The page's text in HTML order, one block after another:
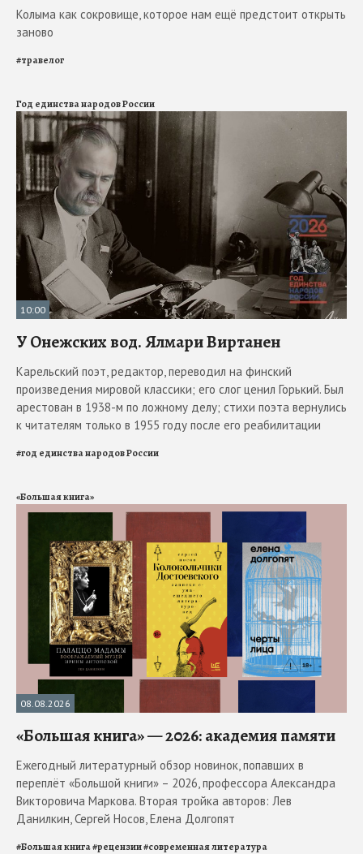
Колыма как сокровище, которое нам ещё предстоит открыть
заново
#травелог
Год единства народов России
10:00
У Онежских вод. Ялмари Виртанен
Карельский поэт, редактор, переводил на финский
произведения мировой классики; его слог ценил Горький. Был
арестован в 1938-м по ложному делу; стихи поэта вернулись
к читателям только в 1955 году после его реабилитации
#год единства народов России
«Большая книга»
08.08.2026
«Большая книга» — 2026: академия памяти
Ежегодный литературный обзор новинок, попавших в
переплёт «Большой книги» – 2026, профессора Александра
Викторовича Маркова. Вторая тройка авторов: Лев
Данилкин, Сергей Носов, Елена Долгопят
#Большая книга#рецензии#современная литература